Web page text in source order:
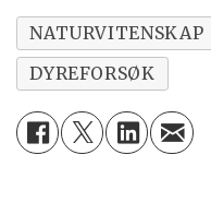
NATURVITENSKAP
DYREFORSØK